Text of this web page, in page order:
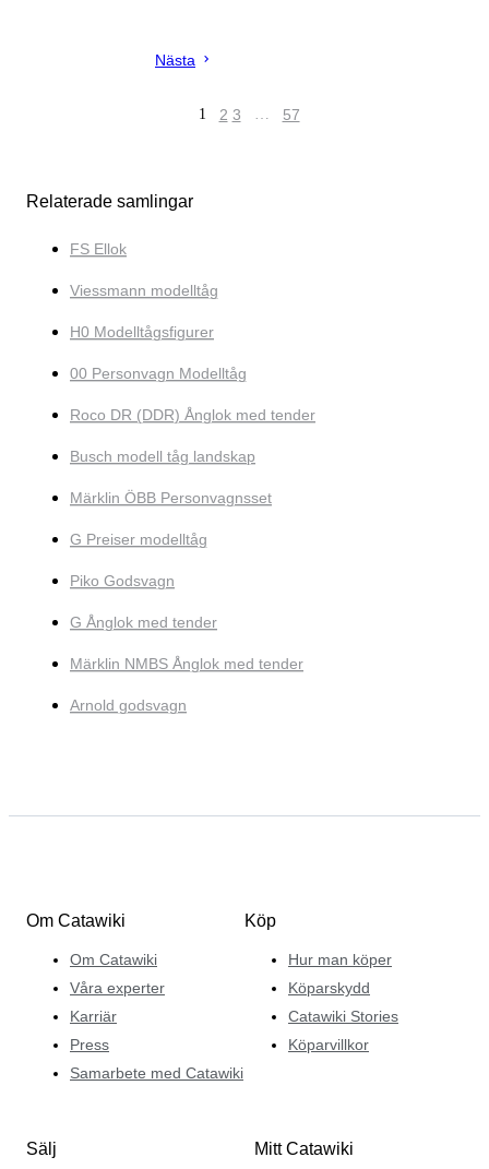
Nästa
1 2 3 … 57
Relaterade samlingar
FS Ellok
Viessmann modelltåg
H0 Modelltågsfigurer
00 Personvagn Modelltåg
Roco DR (DDR) Ånglok med tender
Busch modell tåg landskap
Märklin ÖBB Personvagnsset
G Preiser modelltåg
Piko Godsvagn
G Ånglok med tender
Märklin NMBS Ånglok med tender
Arnold godsvagn
Om Catawiki
Om Catawiki
Våra experter
Karriär
Press
Samarbete med Catawiki
Köp
Hur man köper
Köparskydd
Catawiki Stories
Köparvillkor
Sälj Mitt Catawiki